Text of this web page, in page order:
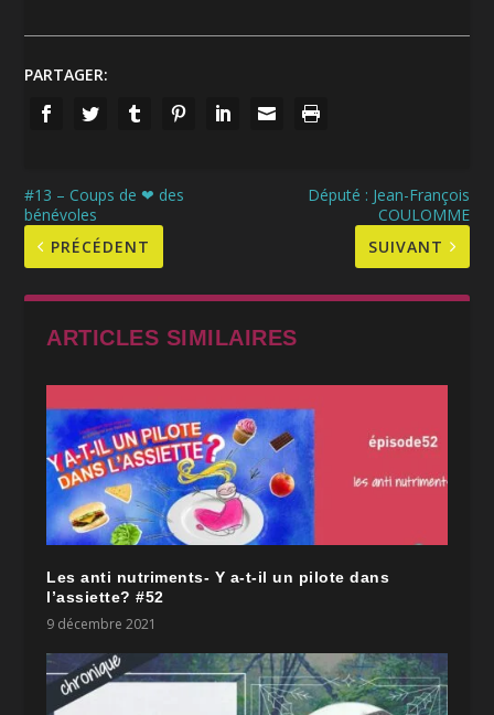
PARTAGER:
#13 – Coups de ❤ des
bénévoles
PRÉCÉDENT
Député : Jean-François
COULOMME
SUIVANT
ARTICLES SIMILAIRES
Les anti nutriments- Y a-t-il un pilote dans
l’assiette? #52
9 décembre 2021